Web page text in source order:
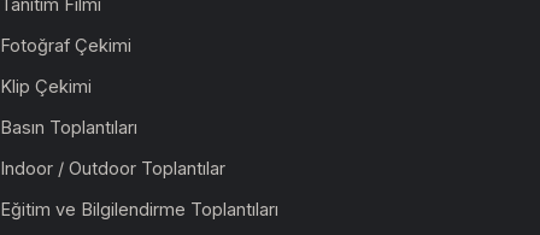
Fotoğraf Çekimi
Klip Çekimi
Basın Toplantıları
Indoor / Outdoor Toplantılar
Eğitim ve Bilgilendirme Toplantıları